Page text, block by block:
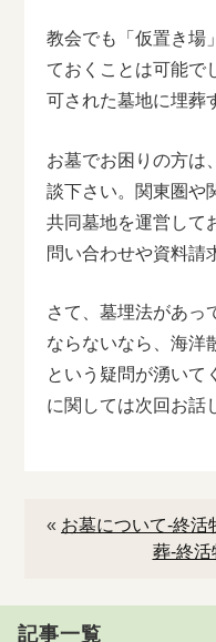
教会でも「仮置き場
ておくことは可能で
可された墓地に埋葬
お墓でお困りの方は
談下さい。関東圏や
共同墓地を運営して
問い合わせや資料請
さて、墓埋法があっ
ならないなら、海洋
という疑問が湧いて
に関しては次回お話
« お墓について-終活
葬-終活
記事一覧